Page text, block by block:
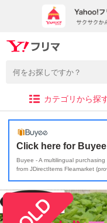
カテゴリから探
Click here for Buyee
Buyee - A multilingual
from JDirectItems Fleamarket